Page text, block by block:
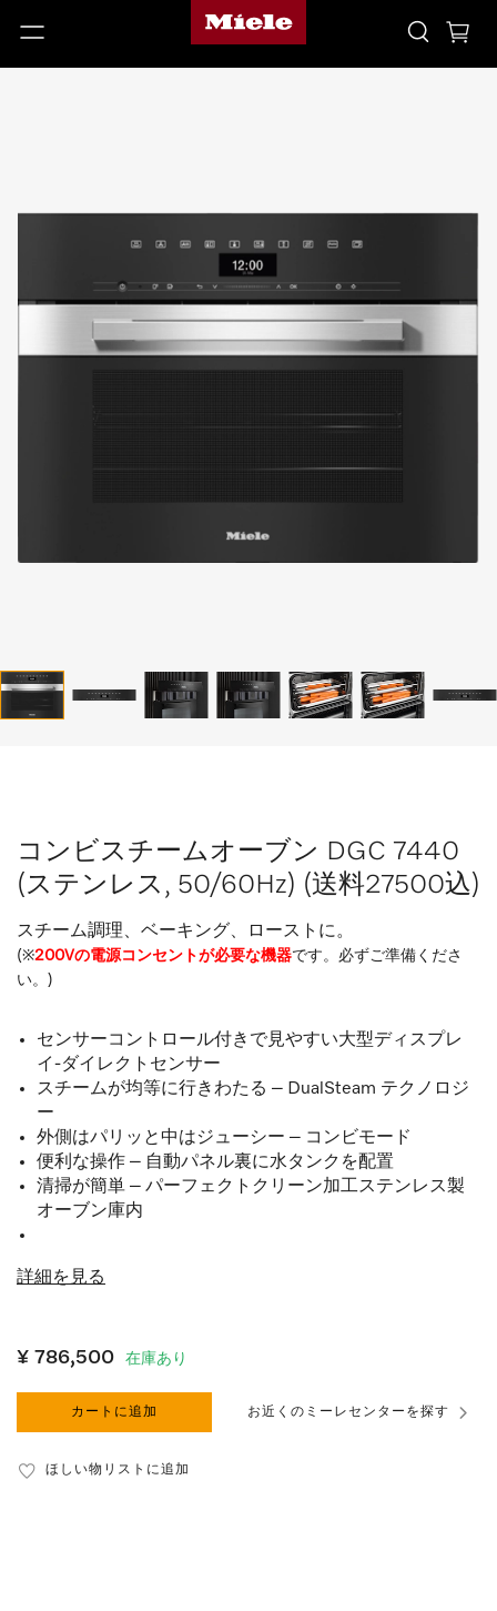
コンビスチームオーブン DGC 7440
(ステンレス, 50/60Hz) (送料27500込)
スチーム調理、ベーキング、ローストに。
(※200Vの電源コンセントが必要な機器です。必ずご準備くださ
い。)
センサーコントロール付きで見やすい大型ディスプレ
イ-ダイレクトセンサー
スチームが均等に行きわたる – DualSteam テクノロジ
ー
外側はパリッと中はジューシー – コンビモード
便利な操作 – 自動パネル裏に水タンクを配置
清掃が簡単 – パーフェクトクリーン加工ステンレス製
オーブン庫内
詳細を見る
¥ 786,500 在庫あり
カートに追加 お近くのミーレセンターを探す
ほしい物リストに追加